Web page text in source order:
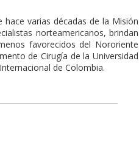
varias décadas de la Misión
norteamericanos, brindan
favorecidos del Nororiente
de Cirugía de la Universidad
de Colombia.